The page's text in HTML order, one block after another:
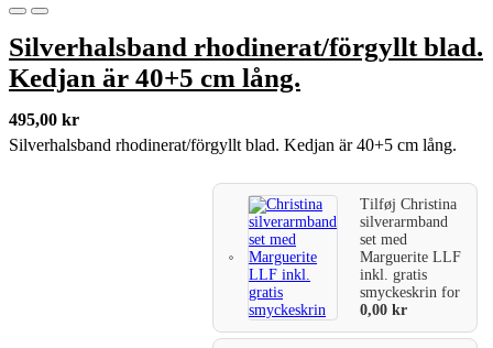
Silverhalsband rhodinerat/förgyllt blad.
Kedjan är 40+5 cm lång.
495,00 kr
Silverhalsband rhodinerat/förgyllt blad. Kedjan är 40+5 cm lång.
TilføjChristina
silverarmband
set med
Marguerite LLF
inkl. gratis
smyckeskrinfor
0,00kr